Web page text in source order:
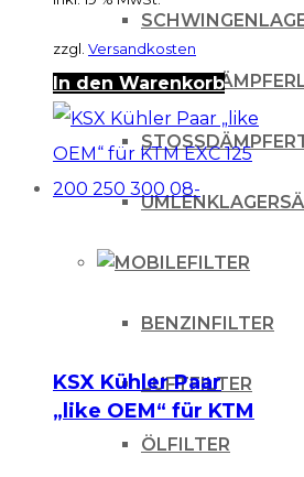
FILTER
BENZINFILTER
LUFTFILTER
ÖLFILTER
zzgl. Versandkosten
In den Warenkorb
KSX Kühler Paar
„like OEM“ für KTM
EXC 125 200 250